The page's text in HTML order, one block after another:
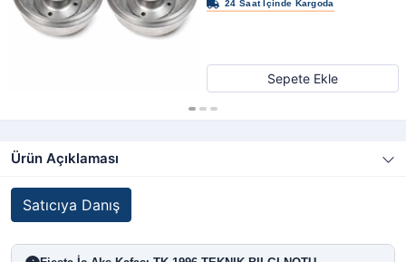
Sepete Ekle
Ürün Açıklaması
Satıcıya Danış